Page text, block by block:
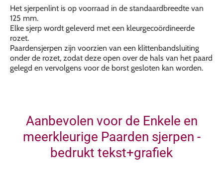
Het sjerpenlint is op voorraad in de standaardbreedte van
125 mm.
Elke sjerp wordt geleverd met een kleurgecoördineerde
rozet.
Paardensjerpen zijn voorzien van een klittenbandsluiting
onder de rozet, zodat deze open over de hals van het paard
gelegd en vervolgens voor de borst gesloten kan worden.
Aanbevolen voor de Enkele en
meerkleurige Paarden sjerpen -
bedrukt tekst+grafiek